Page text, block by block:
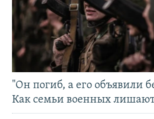
"Он погиб, а его объявили
Как семьи военных